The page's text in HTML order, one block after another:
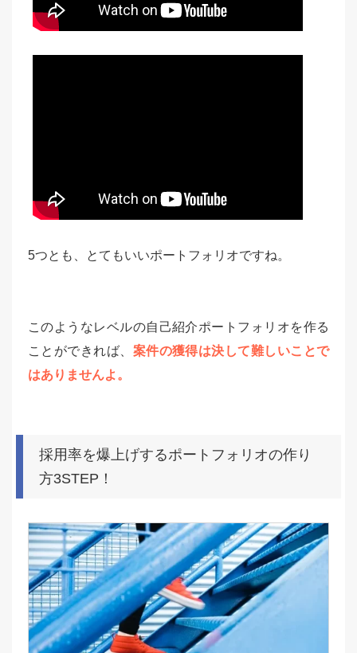
5つとも、とてもいいポートフォリオですね。
このようなレベルの自己紹介ポートフォリオを作る
ことができれば、 案件の獲得は決して難しいことで
はありませんよ。
採用率を爆上げするポートフォリオの作り
方3STEP！